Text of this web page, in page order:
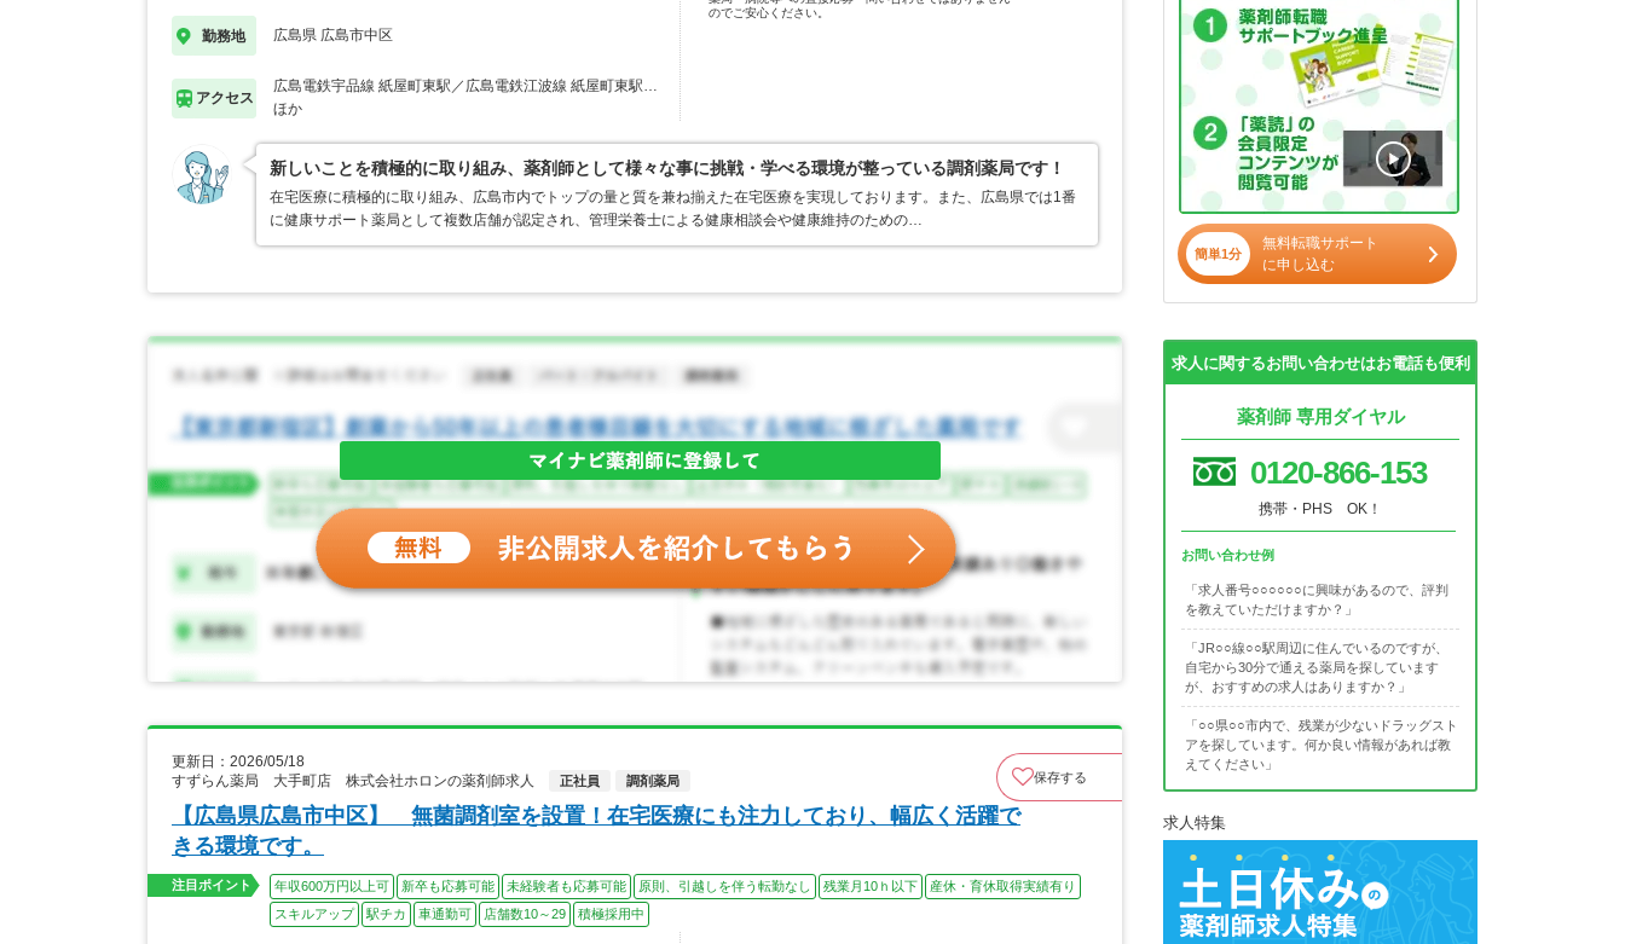
勤務地 広島県 広島市中区
アクセス
広島電鉄宇品線 紙屋町東駅／広島電鉄江波線 紙屋町東駅…
ほか
のでご安心ください。
新しいことを積極的に取り組み、薬剤師として様々な事に挑戦・学べる環境が整っている調剤薬局です！
在宅医療に積極的に取り組み、広島市内でトップの量と質を兼ね揃えた在宅医療を実現しております。また、広島県では1番
に健康サポート薬局として複数店舗が認定され、管理栄養士による健康相談会や健康維持のための…
更新日：2026/05/18
すずらん薬局 大手町店 株式会社ホロンの薬剤師求人
正社員 調剤薬局 保存する
【広島県広島市中区】 無菌調剤室を設置！在宅医療にも注力しており、幅広く活躍で
きる環境です。
注目ポイント 年収600万円以上可 新卒も応募可能 未経験者も応募可能 原則、引越しを伴う転勤なし 残業月10ｈ以下
産休・育休取得実績有り
スキルアップ
駅チカ 車通勤可 店舗数10～29 積極採用中
簡単1分
無料転職サポート
に申し込む
求人に関するお問い合わせはお電話も便利
薬剤師 専用ダイヤル
0120-866-153
携帯・PHS OK！
お問い合わせ例
「求人番号○○○○○○に興味があるので、評判
を教えていただけますか？」
「JR○○線○○駅周辺に住んでいるのですが、
自宅から30分で通える薬局を探しています
が、おすすめの求人はありますか？」
「○○県○○市内で、残業が少ないドラッグスト
アを探しています。何か良い情報があれば教
えてください」
求人特集